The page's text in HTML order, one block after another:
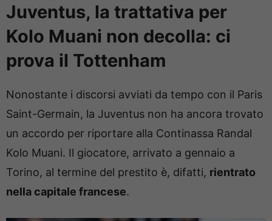
Juventus, la trattativa per
Kolo Muani non decolla: ci
prova il Tottenham
Nonostante i discorsi avviati da tempo con il Paris
Saint-Germain, la Juventus non ha ancora trovato
un accordo per riportare alla Continassa Randal
Kolo Muani. Il giocatore, arrivato a gennaio a
Torino, al termine del prestito è, difatti, rientrato
nella capitale francese.